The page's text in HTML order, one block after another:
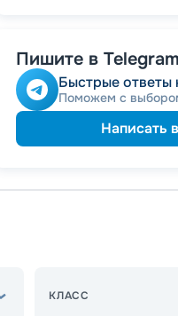
Пишите в Telegram
Быстрые ответы
Поможем с
Написать
КЛАСС